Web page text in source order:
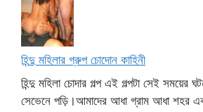
হিন্দু মহিলার গ্রুপ চোদোন কাহিনী
হিন্দু মহিলা চোদার গল্প এই গল্পটা সেই সময়ের
সেভেনে পড়ি।আমাদের আধা গ্রাম আধা শহর